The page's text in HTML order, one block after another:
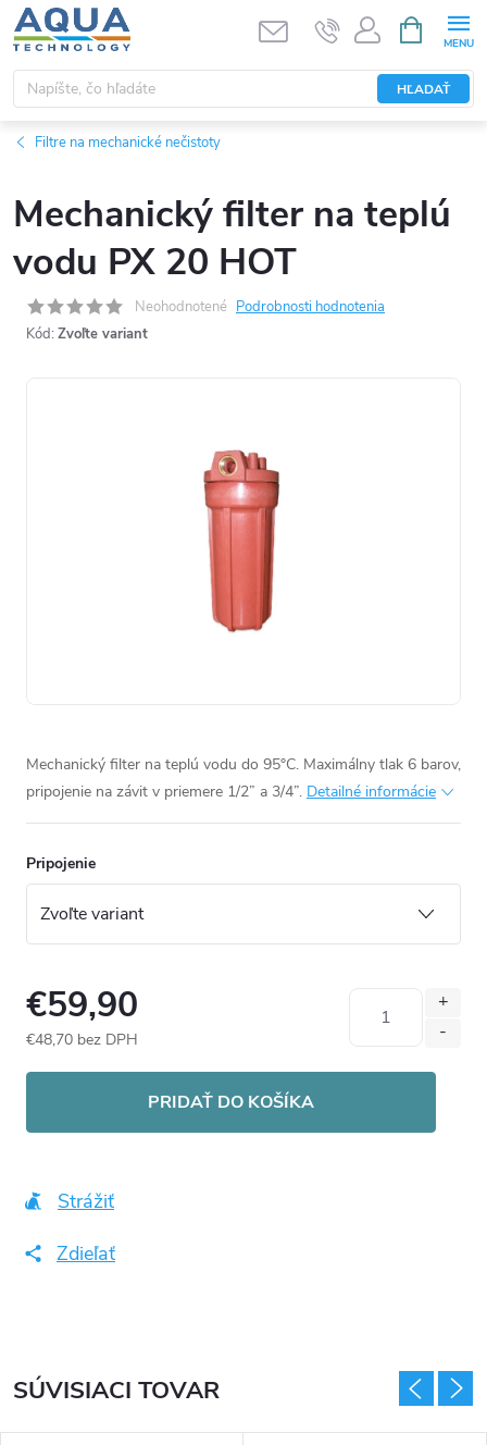
Prejsť
na
obsah
HĽADAŤ
KOŠÍK
Filtre na mechanické nečistoty
Mechanický filter na teplú
vodu PX 20 HOT
Neohodnotené Podrobnosti hodnotenia
Kód: Zvoľte variant
Mechanický filter na teplú vodu do 95°C. Maximálny tlak 6 barov,
pripojenie na závit v priemere 1/2” a 3/4”. Detailné informácie
Pripojenie
€59,90
€48,70 bez DPH
PRIDAŤ DO KOŠÍKA
Strážiť
Zdieľať
SÚVISIACI TOVAR